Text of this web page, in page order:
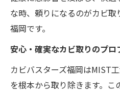
な時、頼りになるのがカビ
福岡です。
安心・確実なカビ取りのプロ
カビバスターズ福岡はMIST
を根本から取り除きます。